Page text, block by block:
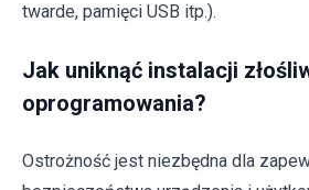
twarde, pamięci USB itp.).
Jak uniknąć instalacji
oprogramowania?
Ostrożność jest niezbędna dla